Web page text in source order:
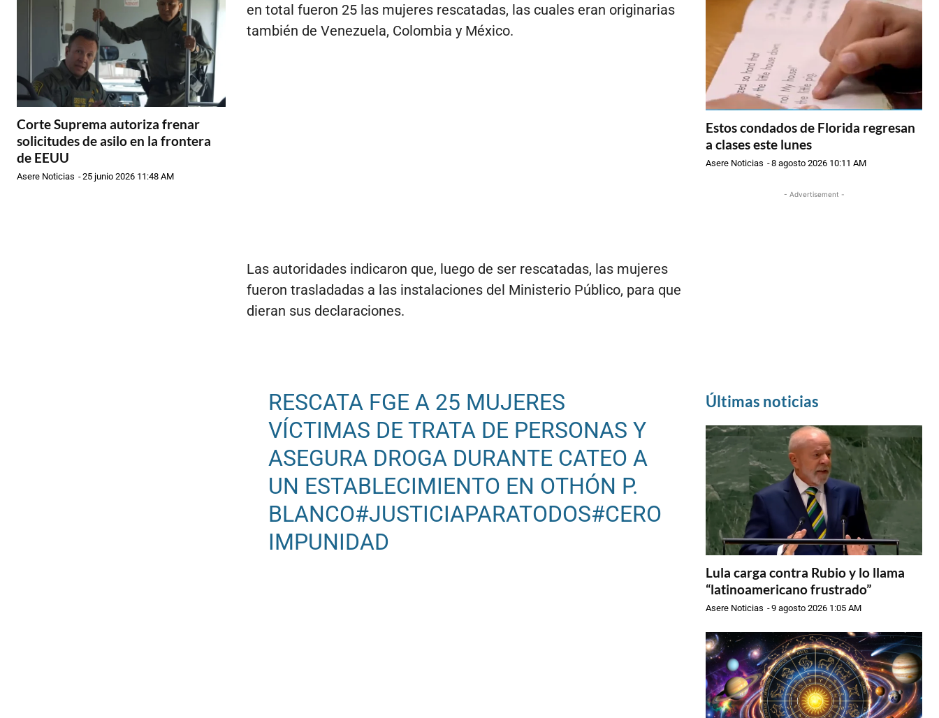
Corte Suprema autoriza frenar
solicitudes de asilo en la frontera
de EEUU
Asere Noticias -25 junio 2026 11:48 AM
en total fueron 25 las mujeres rescatadas, las cuales eran originarias
también de Venezuela, Colombia y México.
Las autoridades indicaron que, luego de ser rescatadas, las mujeres
fueron trasladadas a las instalaciones del Ministerio Público, para que
dieran sus declaraciones.
RESCATA FGE A 25 MUJERES
VÍCTIMAS DE TRATA DE PERSONAS Y
ASEGURA DROGA DURANTE CATEO A
UN ESTABLECIMIENTO EN OTHÓN P.
BLANCO#JUSTICIAPARATODOS#CERO
IMPUNIDAD
Estos condados de Florida regresan
a clases este lunes
Asere Noticias -8 agosto 2026 10:11 AM
- Advertisement -
Últimas noticias
Lula carga contra Rubio y lo llama
“latinoamericano frustrado”
Asere Noticias -9 agosto 2026 1:05 AM